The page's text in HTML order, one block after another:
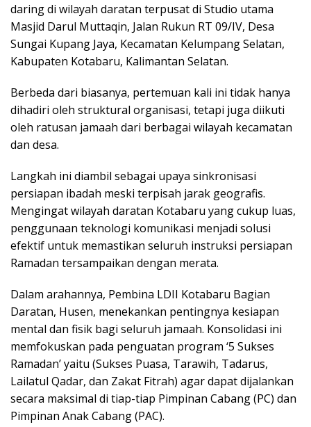
daring di wilayah daratan terpusat di Studio utama
Masjid Darul Muttaqin, Jalan Rukun RT 09/IV, Desa
Sungai Kupang Jaya, Kecamatan Kelumpang Selatan,
Kabupaten Kotabaru, Kalimantan Selatan.
Berbeda dari biasanya, pertemuan kali ini tidak hanya
dihadiri oleh struktural organisasi, tetapi juga diikuti
oleh ratusan jamaah dari berbagai wilayah kecamatan
dan desa.
​Langkah ini diambil sebagai upaya sinkronisasi
persiapan ibadah meski terpisah jarak geografis.
Mengingat wilayah daratan Kotabaru yang cukup luas,
penggunaan teknologi komunikasi menjadi solusi
efektif untuk memastikan seluruh instruksi persiapan
Ramadan tersampaikan dengan merata.
​Dalam arahannya, Pembina LDII Kotabaru Bagian
Daratan, Husen, menekankan pentingnya kesiapan
mental dan fisik bagi seluruh jamaah. Konsolidasi ini
memfokuskan pada penguatan program ‘5 Sukses
Ramadan’ yaitu (Sukses Puasa, Tarawih, Tadarus,
Lailatul Qadar, dan Zakat Fitrah) agar dapat dijalankan
secara maksimal di tiap-tiap Pimpinan Cabang (PC) dan
Pimpinan Anak Cabang (PAC).